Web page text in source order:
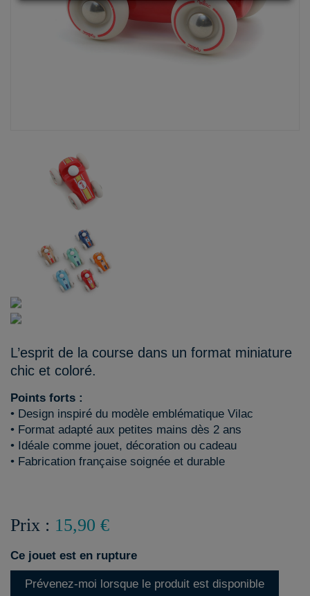
L’esprit de la course dans un format miniature
chic et coloré.
Points forts :
• Design inspiré du modèle emblématique Vilac
• Format adapté aux petites mains dès 2 ans
• Idéale comme jouet, décoration ou cadeau
• Fabrication française soignée et durable
Prix : 15,90 €
Ce jouet est en rupture
Prévenez-moi lorsque le produit est disponible